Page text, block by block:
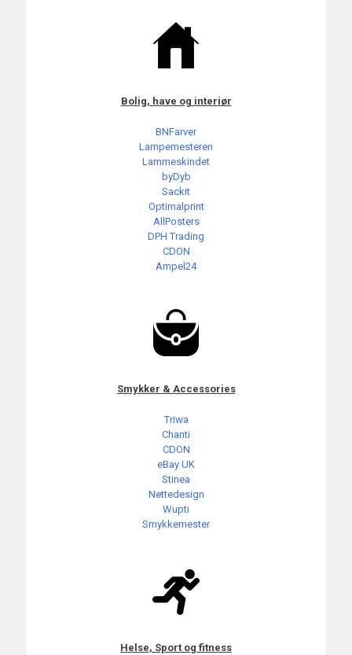
Bolig, have og interiør
BNFarver
Lampemesteren
Lammeskindet
byDyb
Sackit
Optimalprint
AllPosters
DPH Trading
CDON
Ampel24
Smykker & Accessories
Triwa
Chanti
CDON
eBay UK
Stinea
Nettedesign
Wupti
Smykkemester
Helse, Sport og fitness